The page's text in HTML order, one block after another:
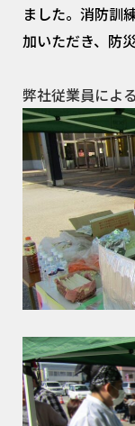
ました。消防訓
加いただき、防
弊社従業員によ